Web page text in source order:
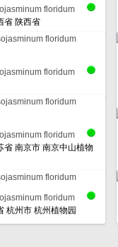
floridum
省 陕西省
floridum
floridum
省 南京市 南京中山植物
floridum
杭州市 杭州植物园